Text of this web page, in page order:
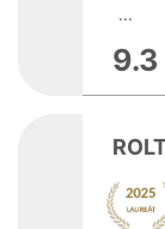
...
9.3